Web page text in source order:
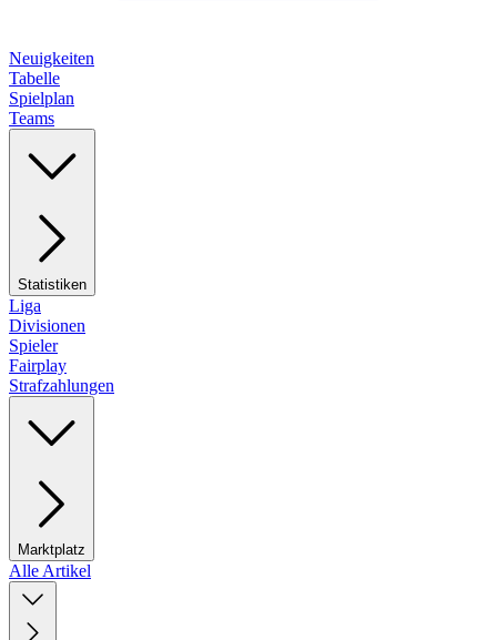
Neuigkeiten
Tabelle
Spielplan
Teams
Statistiken
Liga
Divisionen
Spieler
Fairplay
Strafzahlungen
Marktplatz
Alle Artikel